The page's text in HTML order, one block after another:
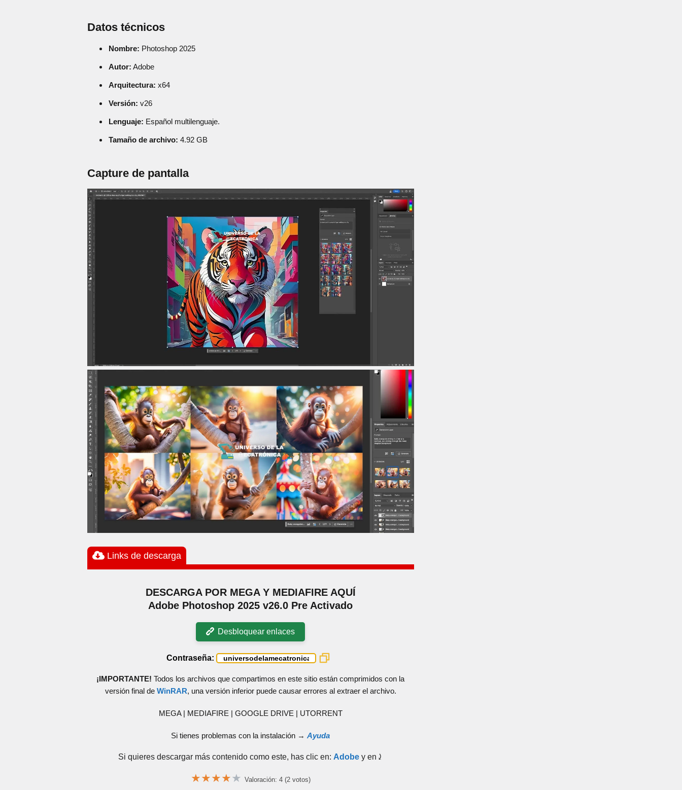
Datos técnicos
Nombre: Photoshop 2025
Autor: Adobe
Arquitectura: x64
Versión: v26
Lenguaje: Español multilenguaje.
Tamaño de archivo: 4.92 GB
Capture de pantalla
Links de descarga
DESCARGA POR MEGA Y MEDIAFIRE AQUÍ
Adobe Photoshop 2025 v26.0 Pre Activado
Desbloquear enlaces
Contraseña:
¡IMPORTANTE! Todos los archivos que compartimos en este sitio están comprimidos con la
versión final de WinRAR, una versión inferior puede causar errores al extraer el archivo.
MEGA | MEDIAFIRE | GOOGLE DRIVE | UTORRENT
Si tienes problemas con la instalación →Ayuda
Si quieres descargar más contenido como este, has clic en: Adobey en⤸
★★★★★ Valoración: 4 (2 votos)